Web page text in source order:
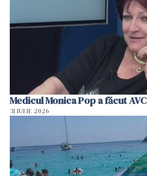
Medicul Monica Pop a făcut AVC
31 IULIE 2026